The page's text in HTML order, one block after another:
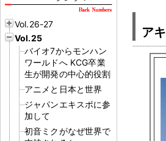
Vol.26-27
Vol.25
バイオ7からモンハン
ワールドへ KCG卒業
生が開発の中心的役割
アニメと日本と世界
ジャパンエキスポに参
加して
初音ミクがなぜ世界で
ア